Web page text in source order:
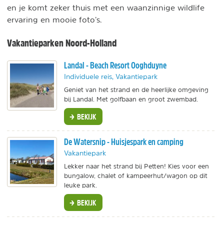
en je komt zeker thuis met een waanzinnige wildlife
ervaring en mooie foto’s.
Vakantieparken Noord-Holland
Landal - Beach Resort Ooghduyne
Individuele reis, Vakantiepark
Geniet van het strand en de heerlijke omgeving
bij Landal. Met golfbaan en groot zwembad.
BEKIJK
De Watersnip - Huisjespark en camping
Vakantiepark
Lekker naar het strand bij Petten! Kies voor een
bungalow, chalet of kampeerhut/wagon op dit
leuke park.
BEKIJK